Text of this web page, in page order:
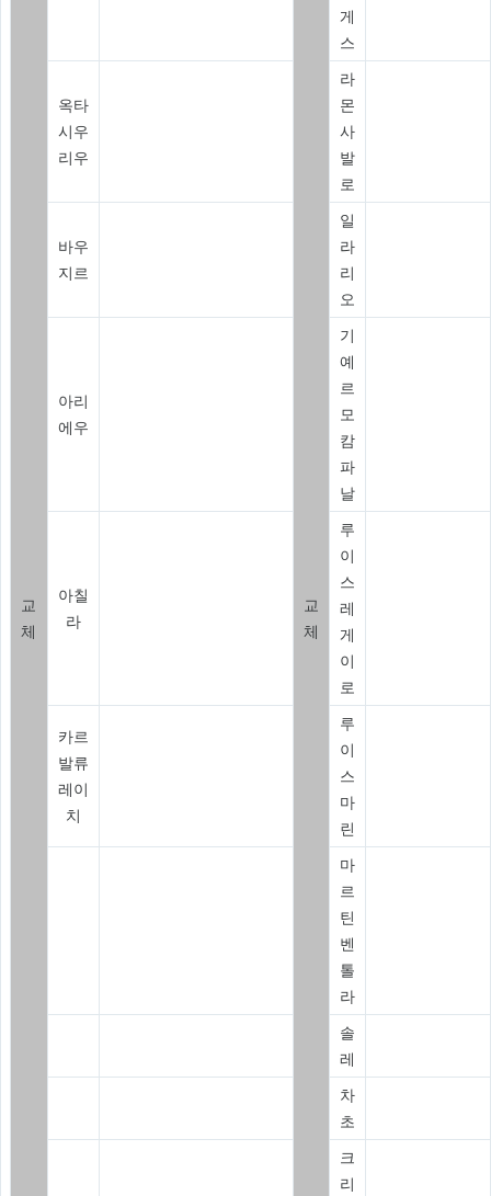
교
체
교
체
게
스
옥타
시우
리우
라
몬
사
발
로
바우
지르
일
라
리
오
아리
에우
기
예
르
모
캄
파
날
아칠
라
루
이
스
레
게
이
로
카르
발류
레이
치
루
이
스
마
린
마
르
틴
벤
톨
라
솔
레
차
초
크
리